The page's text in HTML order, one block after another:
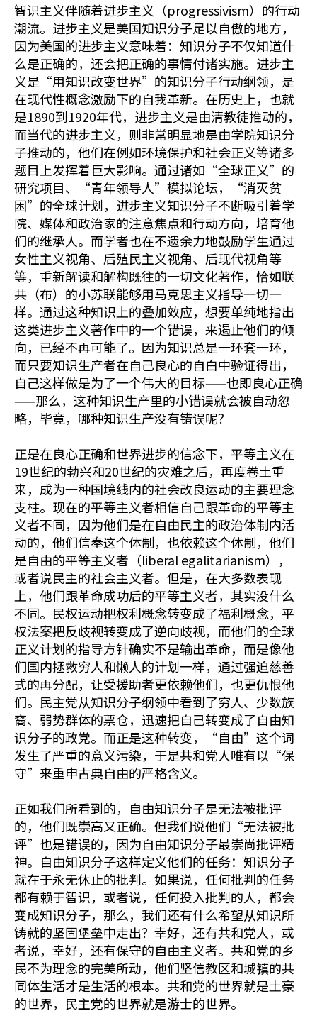
智识主义伴随着进步主义（progressivism）的行动
潮流。进步主义是美国知识分子足以自傲的地方，
因为美国的进步主义意味着：知识分子不仅知道什
么是正确的，还会把正确的事情付诸实施。进步主
义是“用知识改变世界”的知识分子行动纲领，是
在现代性概念激励下的自我革新。在历史上，也就
是1890到1920年代，进步主义是由清教徒推动的，
而当代的进步主义，则非常明显地是由学院知识分
子推动的，他们在例如环境保护和社会正义等诸多
题目上发挥着巨大影响。通过诸如“全球正义”的
研究项目、“青年领导人”模拟论坛，“消灭贫
困”的全球计划，进步主义知识分子不断吸引着学
院、媒体和政治家的注意焦点和行动方向，培育他
们的继承人。而学者也在不遗余力地鼓励学生通过
女性主义视角、后殖民主义视角、后现代视角等
等，重新解读和解构既往的一切文化著作，恰如联
共（布）的小苏联能够用马克思主义指导一切一
样。通过这种知识上的叠加效应，想要单纯地指出
这类进步主义著作中的一个错误，来遏止他们的倾
向，已经不再可能了。因为知识总是一环套一环，
而只要知识生产者在自己良心的自白中验证得出，
自己这样做是为了一个伟大的目标——也即良心正确
——那么，这种知识生产里的小错误就会被自动忽
略，毕竟，哪种知识生产没有错误呢？
正是在良心正确和世界进步的信念下，平等主义在
19世纪的勃兴和20世纪的灾难之后，再度卷土重
来，成为一种国境线内的社会改良运动的主要理念
支柱。现在的平等主义者相信自己跟革命的平等主
义者不同，因为他们是在自由民主的政治体制内活
动的，他们信奉这个体制，也依赖这个体制，他们
是自由的平等主义者（liberal egalitarianism），
或者说民主的社会主义者。但是，在大多数表现
上，他们跟革命成功后的平等主义者，其实没什么
不同。民权运动把权利概念转变成了福利概念，平
权法案把反歧视转变成了逆向歧视，而他们的全球
正义计划的指导方针确实不是输出革命，而是像他
们国内拯救穷人和懒人的计划一样，通过强迫慈善
式的再分配，让受援助者更依赖他们，也更仇恨他
们。民主党从知识分子纲领中看到了穷人、少数族
裔、弱势群体的票仓，迅速把自己转变成了自由知
识分子的政党。而正是这种转变，“自由”这个词
发生了严重的意义污染，于是共和党人唯有以“保
守”来重申古典自由的严格含义。
正如我们所看到的，自由知识分子是无法被批评
的，他们既崇高又正确。但我们说他们“无法被批
评”也是错误的，因为自由知识分子最崇尚批评精
神。自由知识分子这样定义他们的任务：知识分子
就在于永无休止的批判。如果说，任何批判的任务
都有赖于智识，或者说，任何投入批判的人，都会
变成知识分子，那么，我们还有什么希望从知识所
铸就的坚固堡垒中走出？幸好，还有共和党人，或
者说，幸好，还有保守的自由主义者。共和党的乡
民不为理念的完美所动，他们坚信教区和城镇的共
同体生活才是生活的根本。共和党的世界就是土豪
的世界，民主党的世界就是游士的世界。